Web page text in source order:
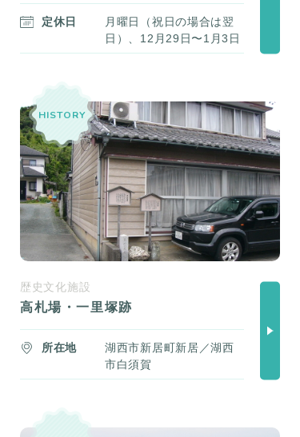
定休日
月曜日（祝日の場合は翌
日）、12月29日〜1月3日
HISTORY
歴史文化施設
高札場・一里塚跡
所在地
湖西市新居町新居／湖西
市白須賀